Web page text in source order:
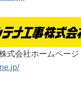
式会社ホームページ